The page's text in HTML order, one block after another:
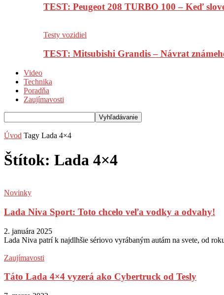
TEST: Peugeot 208 TURBO 100 – Keď
Testy vozidiel
TEST: Mitsubishi Grandis – Návrat
Video
Technika
Poradňa
Zaujímavosti
Úvod Tagy Lada 4×4
Štítok: Lada 4×4
Novinky
Lada Niva Sport: Toto chcelo veľa vodky a odvahy!
2. januára 2025
Lada Niva patrí k najdlhšie sériovo vyrábaným autám na svete, od
Zaujímavosti
Táto Lada 4×4 vyzerá ako Cybertruck od Tesly